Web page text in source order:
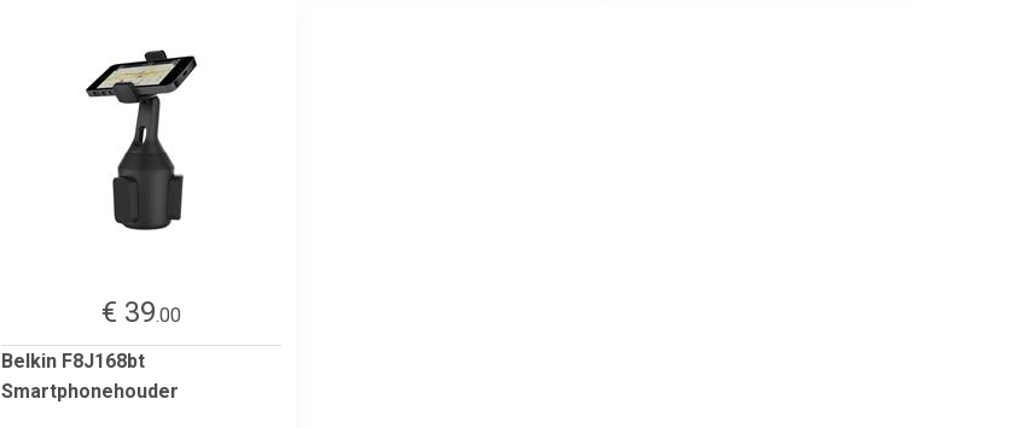
€ 39.00
Belkin F8J168bt
Smartphonehouder